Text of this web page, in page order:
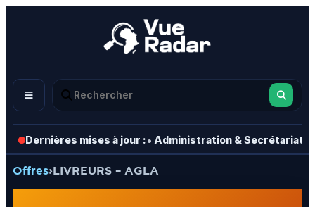
Dernières mises à jour :• Administration & Secrétariat
Offres›LIVREURS – AGLA